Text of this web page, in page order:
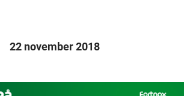
22 november 2018